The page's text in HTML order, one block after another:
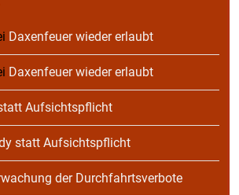
Daxenfeuer wieder erlaubt
Daxenfeuer wieder erlaubt
Aufsichtspflicht
statt Aufsichtspflicht
der Durchfahrtsverbote